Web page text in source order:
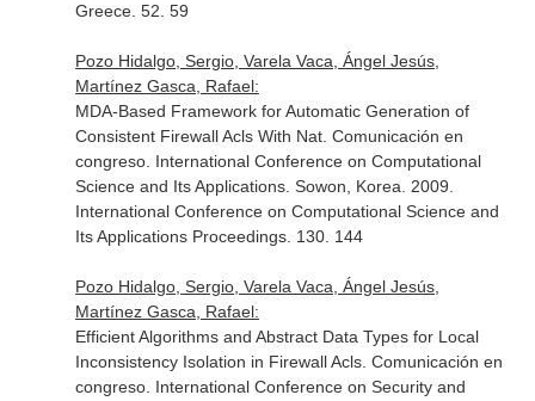
Greece. 52. 59
Pozo Hidalgo, Sergio, Varela Vaca, Ángel Jesús,
Martínez Gasca, Rafael:
MDA-Based Framework for Automatic Generation of
Consistent Firewall Acls With Nat. Comunicación en
congreso. International Conference on Computational
Science and Its Applications. Sowon, Korea. 2009.
International Conference on Computational Science and
Its Applications Proceedings. 130. 144
Pozo Hidalgo, Sergio, Varela Vaca, Ángel Jesús,
Martínez Gasca, Rafael:
Efficient Algorithms and Abstract Data Types for Local
Inconsistency Isolation in Firewall Acls. Comunicación en
congreso. International Conference on Security and